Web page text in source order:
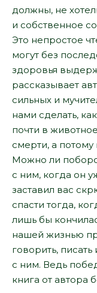
должны, не
и собственное
Это непростое
могут без
здоровья
рассказывает
сильных и
нами сделать,
почти в
смерти, а
Можно ли
с ним, когда он
заставил вас
спасти тогда,
лишь бы
нашей жизнью
говорить, писать
с ним. Ведь
книга от автора